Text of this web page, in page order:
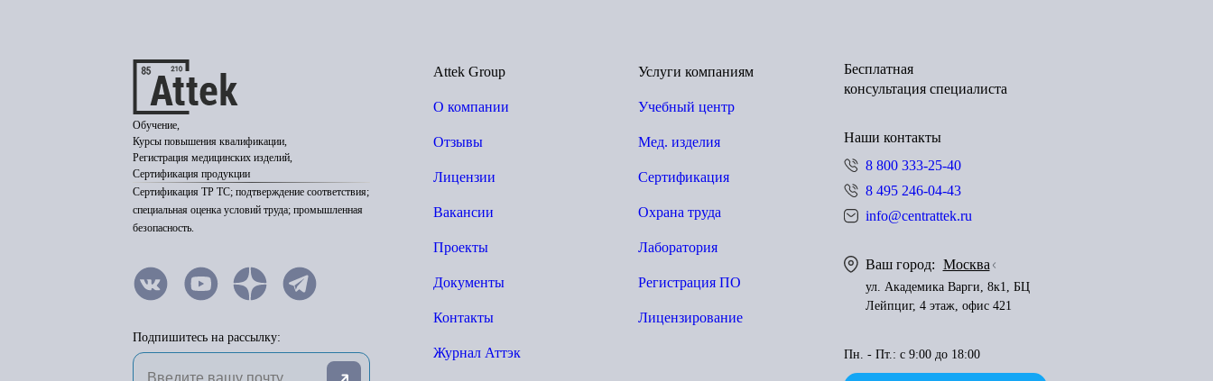
Обучение,
Курсы повышения квалификации,
Регистрация медицинских изделий,
Сертификация продукции
Сертификация ТР ТС; подтверждение соответствия;
специальная оценка условий труда; промышленная
безопасность.
Подпишитесь на рассылку:
Attek Group
О компании
Отзывы
Лицензии
Вакансии
Проекты
Документы
Контакты
Журнал Аттэк
Услуги компаниям
Учебный центр
Мед. изделия
Сертификация
Охрана труда
Лаборатория
Регистрация ПО
Лицензирование
Бесплатная
консультация специалиста
Наши контакты
8 800 333-25-40
8 495 246-04-43
info@centrattek.ru
Ваш город: Москва
ул. Академика Варги, 8к1, БЦ
Лейпциг, 4 этаж, офис 421
Пн. - Пт.: с 9:00 до 18:00